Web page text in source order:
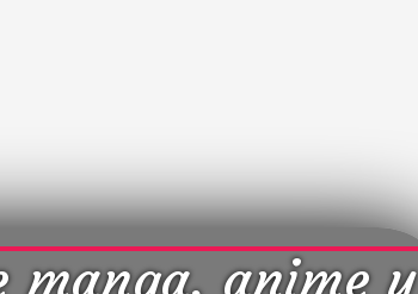
manga, anime y